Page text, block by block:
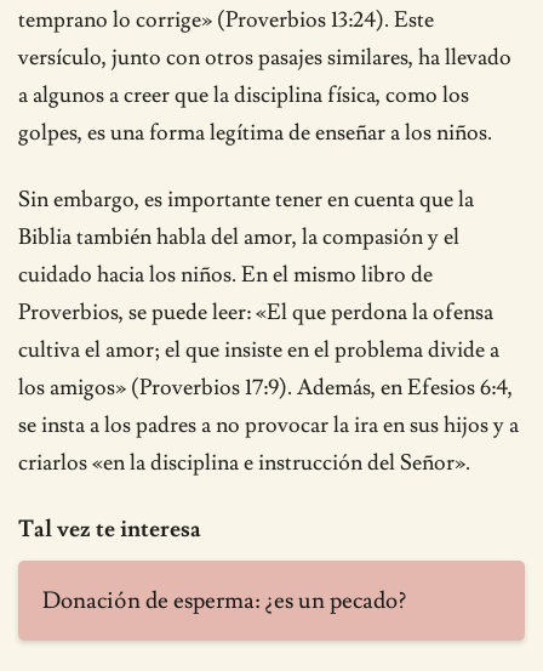
temprano lo corrige» (Proverbios 13:24). Este
versículo, junto con otros pasajes similares, ha llevado
a algunos a creer que la disciplina física, como los
golpes, es una forma legítima de enseñar a los niños.
Sin embargo, es importante tener en cuenta que la
Biblia también habla del amor, la compasión y el
cuidado hacia los niños. En el mismo libro de
Proverbios, se puede leer: «El que perdona la ofensa
cultiva el amor; el que insiste en el problema divide a
los amigos» (Proverbios 17:9). Además, en Efesios 6:4,
se insta a los padres a no provocar la ira en sus hijos y a
criarlos «en la disciplina e instrucción del Señor».
Tal vez te interesa
Donación de esperma: ¿es un pecado?